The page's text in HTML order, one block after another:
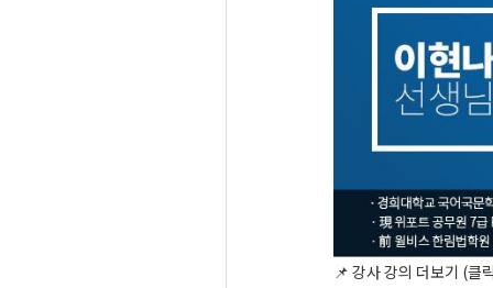
📌 강사 강의 더보기 (클